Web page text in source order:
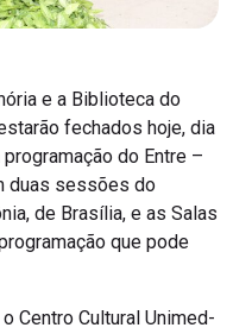
e a Biblioteca do
fechados hoje, dia
do Entre –
duas sessões do
de Brasília, e as Salas
que pode
Centro Cultural Unimed-